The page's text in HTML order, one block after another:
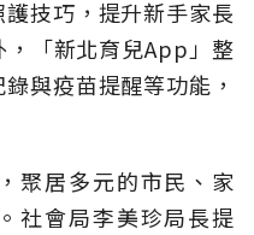
技巧，提升新手家長
「新北育兒App」整
與疫苗提醒等功能，
聚居多元的市民、家
社會局李美珍局長提